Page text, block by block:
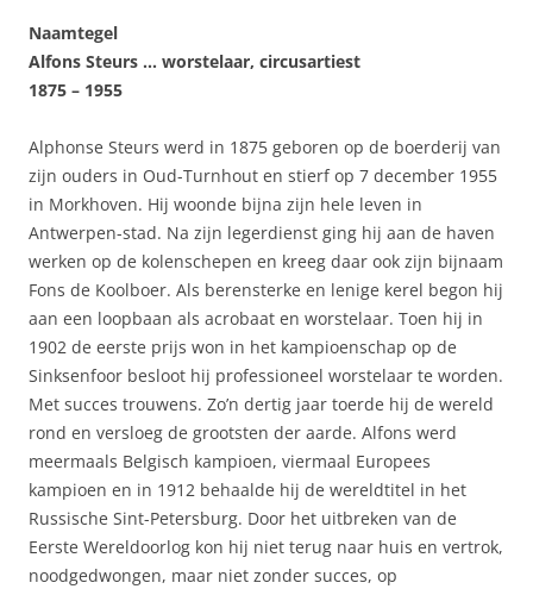
Naamtegel
Alfons Steurs … worstelaar, circusartiest
1875 – 1955
Alphonse Steurs werd in 1875 geboren op de boerderij van
zijn ouders in Oud-Turnhout en stierf op 7 december 1955
in Morkhoven. Hij woonde bijna zijn hele leven in
Antwerpen-stad. Na zijn legerdienst ging hij aan de haven
werken op de kolenschepen en kreeg daar ook zijn bijnaam
Fons de Koolboer. Als berensterke en lenige kerel begon hij
aan een loopbaan als acrobaat en worstelaar. Toen hij in
1902 de eerste prijs won in het kampioenschap op de
Sinksenfoor besloot hij professioneel worstelaar te worden.
Met succes trouwens. Zo’n dertig jaar toerde hij de wereld
rond en versloeg de grootsten der aarde. Alfons werd
meermaals Belgisch kampioen, viermaal Europees
kampioen en in 1912 behaalde hij de wereldtitel in het
Russische Sint-Petersburg. Door het uitbreken van de
Eerste Wereldoorlog kon hij niet terug naar huis en vertrok,
noodgedwongen, maar niet zonder succes, op